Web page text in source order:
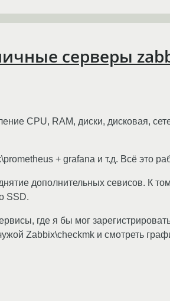
серверы
CPU, RAM, диски, дисковая,
+ grafana и т.д. Всё это
дополнительных севисов. К
SSD.
где я бы мог
Zabbix\checkmk и смотреть